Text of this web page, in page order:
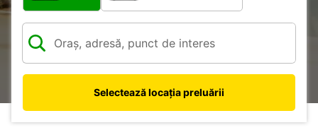
Selectează locația preluării